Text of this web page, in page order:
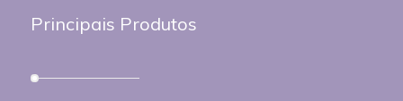
Principais Produtos